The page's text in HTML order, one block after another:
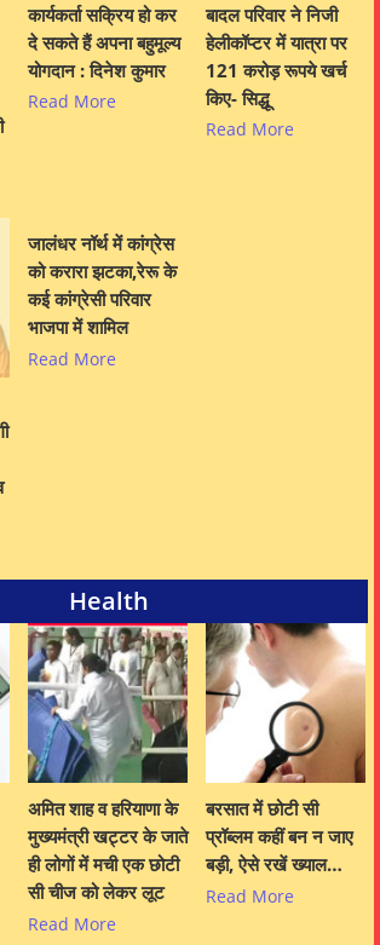
कार्यकर्ता सक्रिय हो कर
दे सकते हैं अपना बहुमूल्य
योगदान : दिनेश कुमार
Read More
बादल परिवार ने निजी
हेलीकॉप्टर में यात्रा पर
121 करोड़ रूपये खर्च
किए- सिद्धू
Read More
जालंधर नॉर्थ में कांग्रेस
को करारा झटका,रेरू के
कई कांग्रेसी परिवार
भाजपा में शामिल
Read More
Health
अमित शाह व हरियाणा के
मुख्यमंत्री खट्टर के जाते
ही लोगों में मची एक छोटी
सी चीज को लेकर लूट
Read More
बरसात में छोटी सी
प्रॉब्लम कहीं बन न जाए
बड़ी, ऐसे रखें ख्याल…
Read More